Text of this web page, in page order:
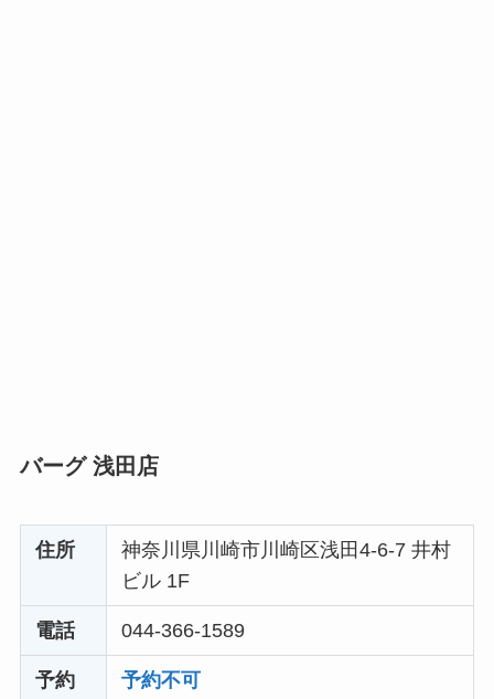
バーグ 浅田店
住所
神奈川県川崎市川崎区浅田4-6-7 井村
ビル 1F
電話 044-366-1589
予約
予約不可